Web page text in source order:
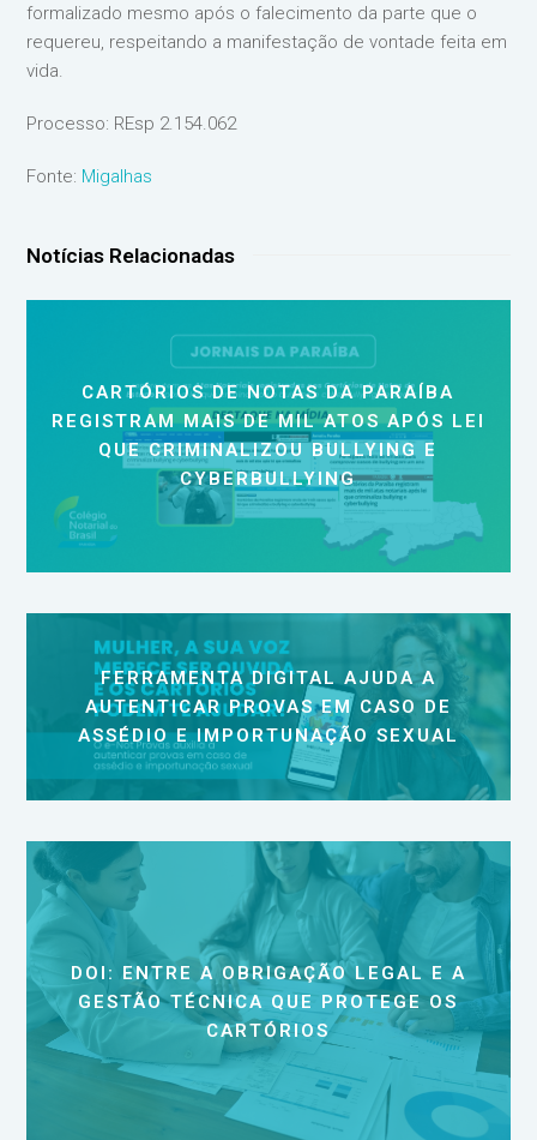
formalizado mesmo após o falecimento da parte que o
requereu, respeitando a manifestação de vontade feita em
vida.
Processo: REsp 2.154.062
Fonte: Migalhas
Notícias Relacionadas
CARTÓRIOS DE NOTAS DA PARAÍBA
REGISTRAM MAIS DE MIL ATOS APÓS LEI
QUE CRIMINALIZOU BULLYING E
CYBERBULLYING
FERRAMENTA DIGITAL AJUDA A
AUTENTICAR PROVAS EM CASO DE
ASSÉDIO E IMPORTUNAÇÃO SEXUAL
DOI: ENTRE A OBRIGAÇÃO LEGAL E A
GESTÃO TÉCNICA QUE PROTEGE OS
CARTÓRIOS